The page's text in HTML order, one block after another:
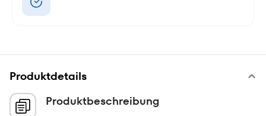
Produktdetails
Produktbeschreibung